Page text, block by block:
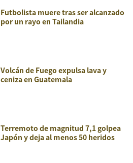
Futbolista muere tras ser alcanzado
por un rayo en Tailandia
Volcán de Fuego expulsa lava y
ceniza en Guatemala
Terremoto de magnitud 7,1 golpea
Japón y deja al menos 50 heridos